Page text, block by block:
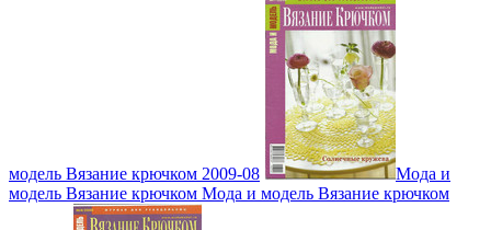
модель Вязание крючком 2009-08
Мода и
модель Вязание крючком Мода и модель Вязание крючком